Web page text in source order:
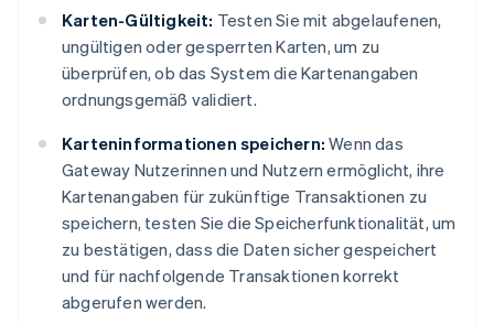
Karten-Gültigkeit: Testen Sie mit abgelaufenen,
ungültigen oder gesperrten Karten, um zu
überprüfen, ob das System die Kartenangaben
ordnungsgemäß validiert.
Karteninformationen speichern: Wenn das
Gateway Nutzerinnen und Nutzern ermöglicht, ihre
Kartenangaben für zukünftige Transaktionen zu
speichern, testen Sie die Speicherfunktionalität, um
zu bestätigen, dass die Daten sicher gespeichert
und für nachfolgende Transaktionen korrekt
abgerufen werden.